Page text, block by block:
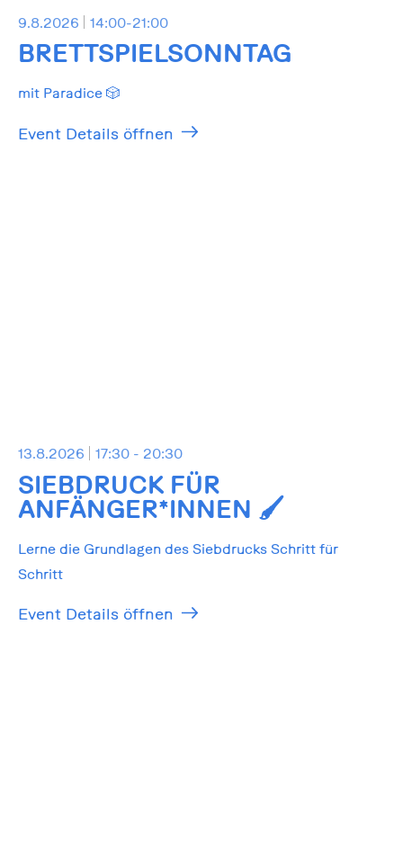
9.8.2026 14:00-21:00
BRETTSPIELSONNTAG
mit Paradice 🎲
Event Details öffnen
13.8.2026 17:30 - 20:30
SIEBDRUCK FÜR
ANFÄNGER*INNEN 🖌️
Lerne die Grundlagen des Siebdrucks Schritt für
Schritt
Event Details öffnen